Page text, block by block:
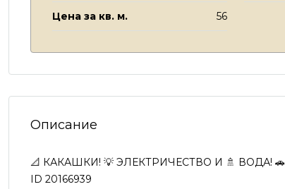
Цена за кв. м. 56
Описание
📐 КАКАШКИ! 💡 ЭЛЕКТРИЧЕСТВО И 🚿
ID 20166939